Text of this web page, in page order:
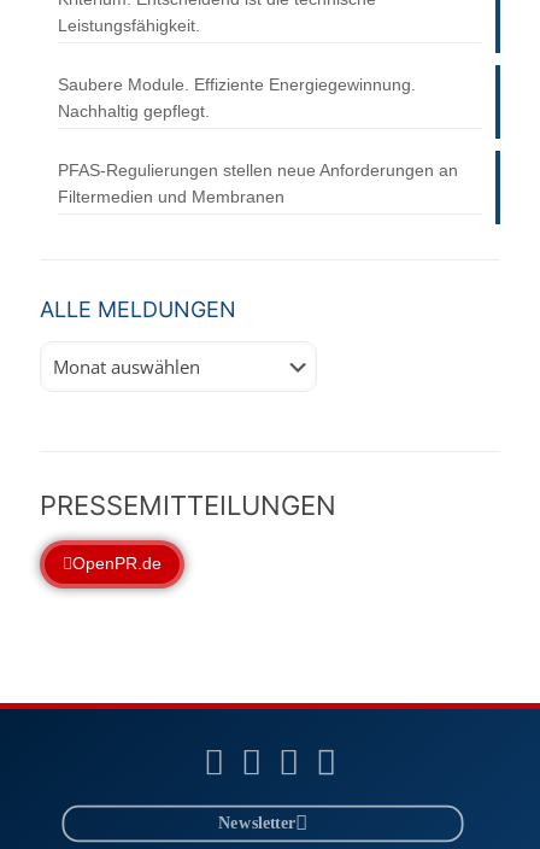
Leistungsfähigkeit.
Saubere Module. Effiziente Energiegewinnung.
Nachhaltig gepflegt.
PFAS-Regulierungen stellen neue Anforderungen an
Filtermedien und Membranen
ALLE MELDUNGEN
Meldungen
PRESSEMITTEILUNGEN
OpenPR.de
Newsletter